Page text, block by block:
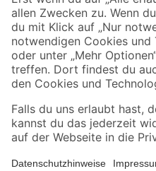
Jetzt die toom-App
Alle Preisangaben in EUR inkl. gesetzl.
Umständen nicht in allen Märkten verfügbar.
Produkte nur solange der Vorrat reicht.